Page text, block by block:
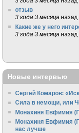
отзыв
3 года 3 месяца назад
Какие же у него
3 года 3 месяца назад
Новые интервью
Сергей Комаров:
Сила в немощи, или
Монахиня Евфимия
Монахиня Евфимия
нас лучше